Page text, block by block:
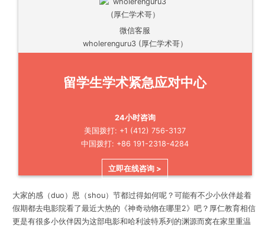
微信客服
wholerenguru3 (厚仁学术哥）
留学生学术紧急应对中心
24小时咨询
美国拨打: +1 (412) 756-3137
中国拨打: +86 191-2318-4284
立即在线咨询 >
大家的感（duo）恩（shou）节都过得如何呢？可能有不少小伙伴趁着
假期都去电影院看了最近大热的《神奇动物在哪里2》吧？厚仁教育相信
更是有很多小伙伴因为这部电影和哈利波特系列的渊源而窝在家里重温